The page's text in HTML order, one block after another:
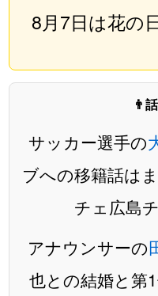
8月7日は花の
👨
サッカー選手の
ブへの移籍話は
チェ広島
アナウンサーの
也との結婚と第